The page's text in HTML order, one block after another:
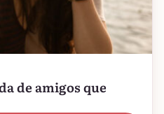
de amigos que